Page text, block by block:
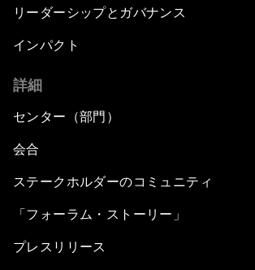
リーダーシップとガバナンス
インパクト
詳細
センター（部門）
会合
ステークホルダーのコミュニティ
「フォーラム・ストーリー」
プレスリリース